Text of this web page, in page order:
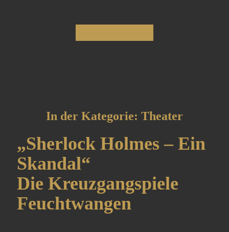
In der Kategorie: Theater
„Sherlock Holmes – Ein
Skandal“
Die Kreuzgangspiele
Feuchtwangen